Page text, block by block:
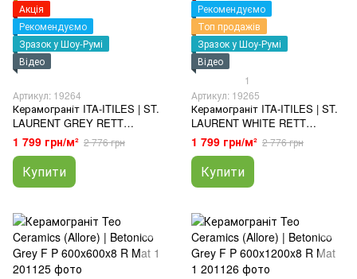
Акція
Рекомендуємо
Зразок у Шоу-Румі
Відео
Артикул: 19264
Керамограніт ITA-ITILES | ST.
LAURENT GREY RETT
600*1200 мм
1 799 грн/м² 2 776 грн
Купити
Рекомендуємо
Топ продажів
Зразок у Шоу-Румі
Відео
1
Артикул: 19265
Керамограніт ITA-ITILES | ST.
LAURENT WHITE RETT
600*1200 мм
1 799 грн/м² 2 776 грн
Купити